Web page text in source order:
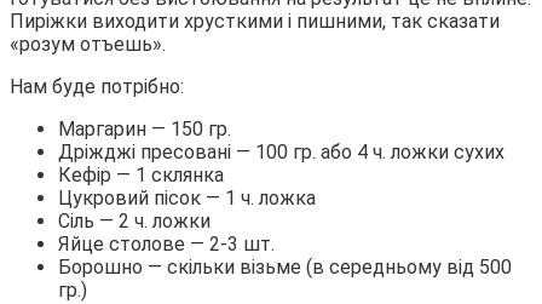
Пиріжки виходити хрусткими і пишними, так сказати
«розум отъешь».
Нам буде потрібно:
Маргарин — 150 гр.
Дріжджі пресовані — 100 гр. або 4 ч. ложки сухих
Кефір — 1 склянка
Цукровий пісок — 1 ч. ложка
Сіль — 2 ч. ложки
Яйце столове — 2-3 шт.
Борошно — скільки візьме (в середньому від 500
гр.)